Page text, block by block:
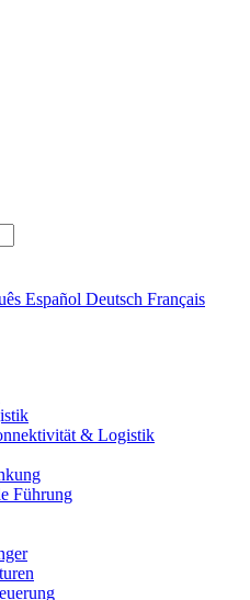
Español Deutsch Français
& Logistik
Führung